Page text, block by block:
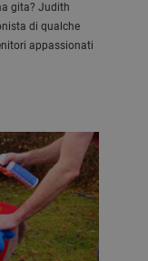
gita? Judith
di qualche
appassionati